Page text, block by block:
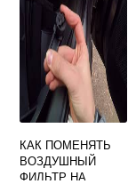
КАК ПОМЕНЯТЬ
ВОЗДУШНЫЙ
ФИЛЬТР НА